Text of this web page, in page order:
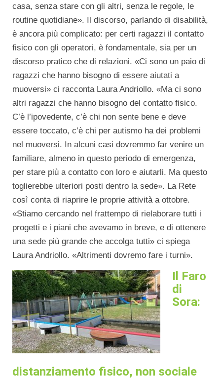
casa, senza stare con gli altri, senza le regole, le
routine quotidiane». Il discorso, parlando di disabilità,
è ancora più complicato: per certi ragazzi il contatto
fisico con gli operatori, è fondamentale, sia per un
discorso pratico che di relazioni. «Ci sono un paio di
ragazzi che hanno bisogno di essere aiutati a
muoversi» ci racconta Laura Andriollo. «Ma ci sono
altri ragazzi che hanno bisogno del contatto fisico.
C’è l’ipovedente, c’è chi non sente bene e deve
essere toccato, c’è chi per autismo ha dei problemi
nel muoversi. In alcuni casi dovremmo far venire un
familiare, almeno in questo periodo di emergenza,
per stare più a contatto con loro e aiutarli. Ma questo
toglierebbe ulteriori posti dentro la sede». La Rete
così conta di riaprire le proprie attività a ottobre.
«Stiamo cercando nel frattempo di rielaborare tutti i
progetti e i piani che avevamo in breve, e di ottenere
una sede più grande che accolga tutti» ci spiega
Laura Andriollo. «Altrimenti dovremo fare i turni».
Il Faro
di
Sora:
distanziamento fisico, non sociale